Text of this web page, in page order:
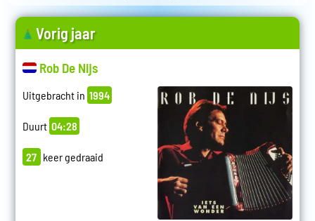
Vorig jaar
Rob De Nijs
Uitgebracht in 1994
Duurt 04:28
27 keer gedraaid